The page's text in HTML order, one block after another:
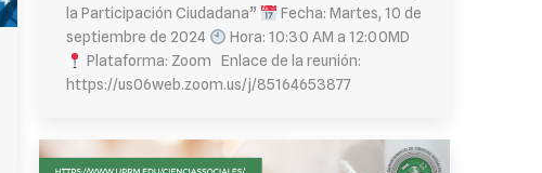
la Participación Ciudadana”
Fecha: Martes, 10 de
septiembre de 2024
Hora: 10:30 AM a 12:00MD
Plataforma: Zoom Enlace de la reunión:
https://us06web.zoom.us/j/85164653877